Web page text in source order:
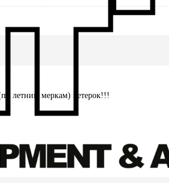
летним меркам) ветерок!!!